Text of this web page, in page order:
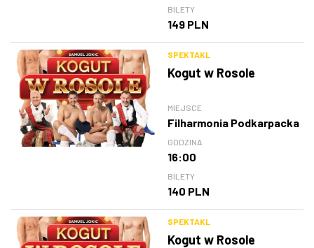
BILETY
149 PLN
SPEKTAKL
Kogut w Rosole
MIEJSCE
Filharmonia Podkarpacka
GODZINA
16:00
BILETY
140 PLN
SPEKTAKL
Kogut w Rosole